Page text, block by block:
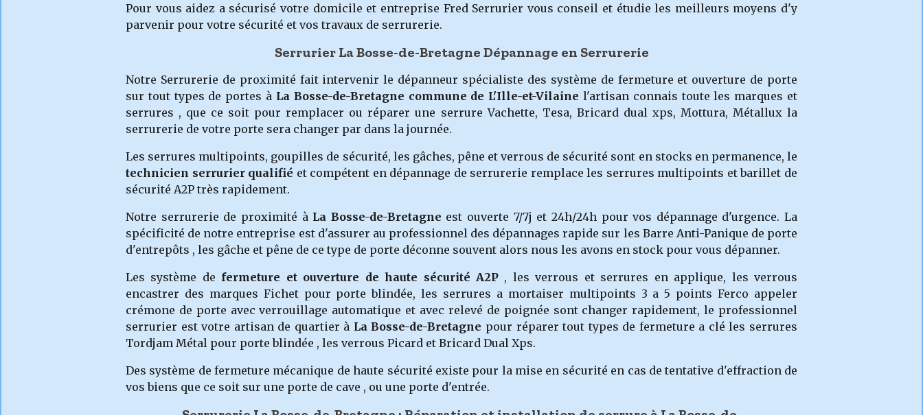
Pour vous aidez a sécurisé votre domicile et entreprise Fred Serrurier vous conseil et étudie les meilleurs moyens d'y
parvenir pour votre sécurité et vos travaux de serrurerie.
Serrurier La Bosse-de-Bretagne Dépannage en Serrurerie
Notre Serrurerie de proximité fait intervenir le dépanneur spécialiste des système de fermeture et ouverture de porte
sur tout types de portes à La Bosse-de-Bretagne commune de L'Ille-et-Vilaine l'artisan connais toute les marques et
serrures , que ce soit pour remplacer ou réparer une serrure Vachette, Tesa, Bricard dual xps, Mottura, Métallux la
serrurerie de votre porte sera changer par dans la journée.
Les serrures multipoints, goupilles de sécurité, les gâches, pêne et verrous de sécurité sont en stocks en permanence, le
technicien serrurier qualifié et compétent en dépannage de serrurerie remplace les serrures multipoints et barillet de
sécurité A2P très rapidement.
Notre serrurerie de proximité à La Bosse-de-Bretagne est ouverte 7/7j et 24h/24h pour vos dépannage d'urgence. La
spécificité de notre entreprise est d'assurer au professionnel des dépannages rapide sur les Barre Anti-Panique de porte
d'entrepôts , les gâche et pêne de ce type de porte déconne souvent alors nous les avons en stock pour vous dépanner.
Les système de fermeture et ouverture de haute sécurité A2P , les verrous et serrures en applique, les verrous
encastrer des marques Fichet pour porte blindée, les serrures a mortaiser multipoints 3 a 5 points Ferco appeler
crémone de porte avec verrouillage automatique et avec relevé de poignée sont changer rapidement, le professionnel
serrurier est votre artisan de quartier à La Bosse-de-Bretagne pour réparer tout types de fermeture a clé les serrures
Tordjam Métal pour porte blindée , les verrous Picard et Bricard Dual Xps.
Des système de fermeture mécanique de haute sécurité existe pour la mise en sécurité en cas de tentative d'effraction de
vos biens que ce soit sur une porte de cave , ou une porte d'entrée.